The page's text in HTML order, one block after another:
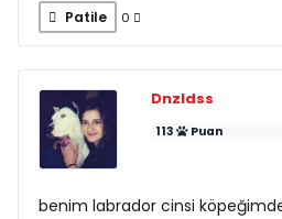
Patile 0
Dnzldss
113 Puan
benim labrador cinsi